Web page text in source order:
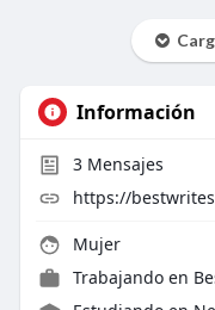
Información
3Mensajes
https://
Mujer
Trabajando en